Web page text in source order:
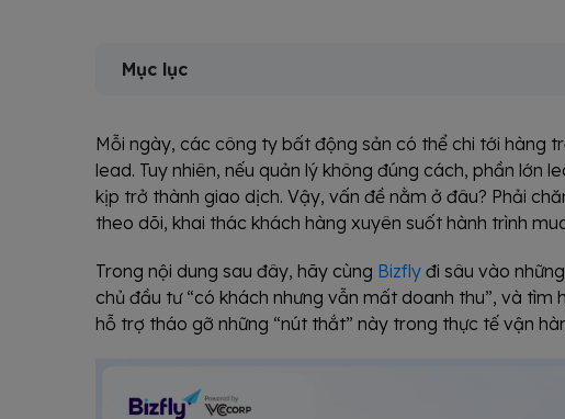
Mục lục
Mỗi ngày, các công ty bất động sản có thể chi tới hàng
lead. Tuy nhiên, nếu quản lý không đúng cách, phần lớn
kịp trở thành giao dịch. Vậy, vấn đề nằm ở đâu? Phải
theo dõi, khai thác khách hàng xuyên suốt hành trình
Trong nội dung sau đây, hãy cùng Bizfly đi sâu vào
chủ đầu tư “có khách nhưng vẫn mất doanh thu”, và tìm
hỗ trợ tháo gỡ những “nút thắt” này trong thực tế vận